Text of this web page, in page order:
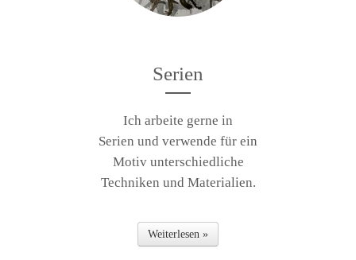
Serien
Ich arbeite gerne in
Serien und verwende für ein
Motiv unterschiedliche
Techniken und Materialien.
Weiterlesen »